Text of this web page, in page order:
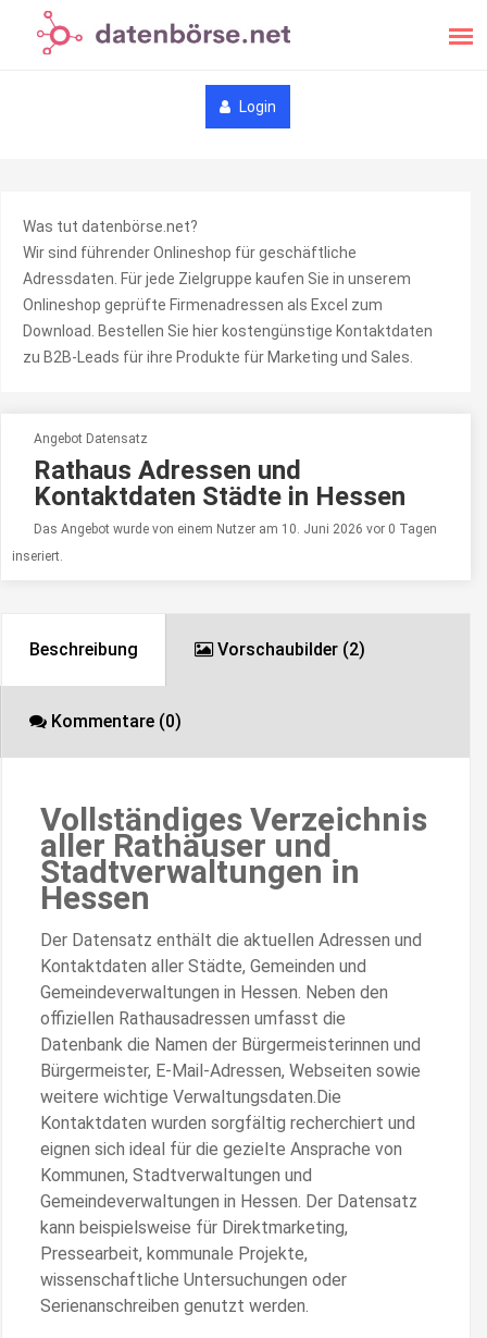
Login
Was tut datenbörse.net?
Wir sind führender Onlineshop für geschäftliche
Adressdaten. Für jede Zielgruppe kaufen Sie in unserem
Onlineshop geprüfte Firmenadressen als Excel zum
Download. Bestellen Sie hier kostengünstige Kontaktdaten
zu B2B-Leads für ihre Produkte für Marketing und Sales.
Angebot Datensatz
Rathaus Adressen und
Kontaktdaten Städte in Hessen
Das Angebot wurde von einem Nutzer am 10. Juni 2026 vor 0 Tagen
inseriert.
Beschreibung Vorschaubilder (2)
Kommentare (0)
Vollständiges Verzeichnis
aller Rathäuser und
Stadtverwaltungen in
Hessen
Der Datensatz enthält die aktuellen Adressen und
Kontaktdaten aller Städte, Gemeinden und
Gemeindeverwaltungen in Hessen. Neben den
offiziellen Rathausadressen umfasst die
Datenbank die Namen der Bürgermeisterinnen und
Bürgermeister, E-Mail-Adressen, Webseiten sowie
weitere wichtige Verwaltungsdaten.Die
Kontaktdaten wurden sorgfältig recherchiert und
eignen sich ideal für die gezielte Ansprache von
Kommunen, Stadtverwaltungen und
Gemeindeverwaltungen in Hessen. Der Datensatz
kann beispielsweise für Direktmarketing,
Pressearbeit, kommunale Projekte,
wissenschaftliche Untersuchungen oder
Serienanschreiben genutzt werden.